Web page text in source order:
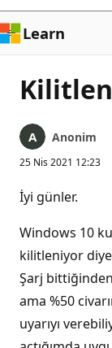
Learn
Anonim
25 Nis 2021 12:23
İyi günler.
Windows 10
kilitleniyor diye
Şarj
ama %50
uyarıyı